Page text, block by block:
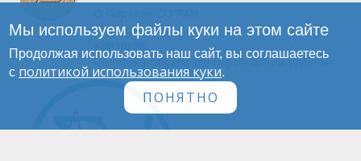
Инфографика
Политика обработки персональных данных
Мы используем файлы куки на этом сайте
Продолжая использовать наш сайт, вы соглашаетесь
с политикой использования куки.
ПОНЯТНО